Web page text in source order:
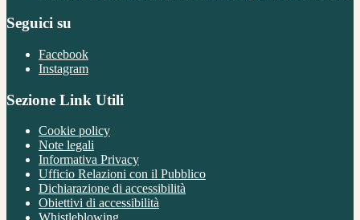
Seguici su
Facebook
Instagram
Sezione Link Utili
Cookie policy
Note legali
Informativa Privacy
Ufficio Relazioni con il Pubblico
Dichiarazione di accessibilità
Obiettivi di accessibilità